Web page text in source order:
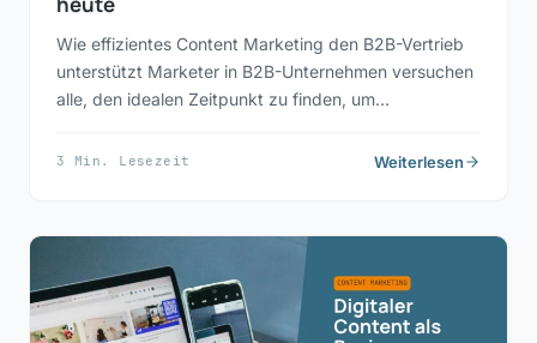
Wie effizientes Content Marketing den B2B-Vertrieb
unterstützt Marketer in B2B-Unternehmen versuchen
alle, den idealen Zeitpunkt zu finden, um…
3 Min. Lesezeit Weiterlesen